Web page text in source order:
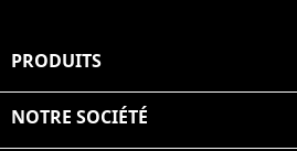
PRODUITS
NOTRE SOCIÉTÉ